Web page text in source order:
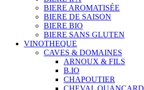
BIERE AROMATISÉE
BIERE DE SAISON
BIERE BIO
BIERE SANS GLUTEN
VINOTHEQUE
CAVES & DOMAINES
ARNOUX & FILS
B.IO
CHAPOUTIER
CHEVAL QUANCARD